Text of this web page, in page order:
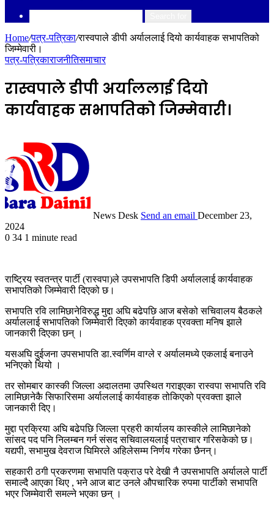
Home/पत्र-पत्रिका/रास्वपाले डीपी अर्याललाई दियो कार्यवाहक सभापतिको
जिम्मेवारी।
पत्र-पत्रिकाराजनीतिसमाचार
रास्वपाले डीपी अर्याललाई दियो
कार्यवाहक सभापतिको जिम्मेवारी।
News Desk Send an email December 23,
2024
0 34 1 minute read
राष्ट्रिय स्वतन्त्र पार्टी (रास्वपा)ले उपसभापति डिपी अर्याललाई कार्यवाहक
सभापतिको जिम्मेवारी दिएको छ।
सभापति रवि लामिछानेविरुद्ध मुद्दा अघि बढेपछि आज बसेको सचिवालय बैठकले
अर्याललाई सभापतिको जिम्मेवारी दिएको कार्यवाहक प्रवक्ता मनिष झाले
जानकारी दिएका छन् ।
यसअघि दुईजना उपसभापति डा.स्वर्णिम वाग्ले र अर्यालमध्ये एकलाई बनाउने
भनिएको थियो ।
तर सोमबार कास्की जिल्ला अदालतमा उपस्थित गराइएका रास्वपा सभापति रवि
लामिछानेकै सिफारिसमा अर्याललाई कार्यवाहक तोकिएको प्रवक्ता झाले
जानकारी दिए।
मुद्दा प्रक्रिया अघि बढेपछि जिल्ला प्रहरी कार्यालय कास्कीले लामिछानेको
सांसद पद पनि निलम्बन गर्न संसद सचिवालयलाई पत्राचार गरिसकेको छ।
यद्यपी, सभामुख देवराज घिमिरले अहिलेसम्म निर्णय गरेका छैनन्।
सहकारी ठगी प्रकरणमा सभापति पक्राउ परे देखी नै उपसभापति अर्यालले पार्टी
समाल्दै आएका थिए , भने आज बाट उनले औपचारिक रुपमा पार्टीको सभापति
भएर जिम्मेवारी समल्ने भएका छन् ।